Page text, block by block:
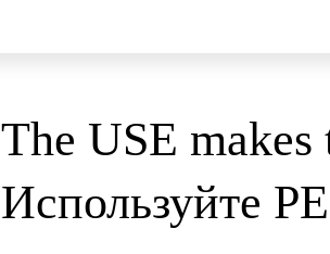
The USE
Используйте